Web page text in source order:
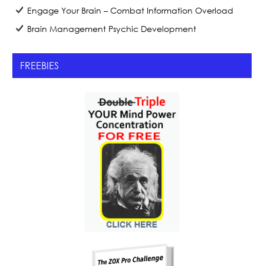
Engage Your Brain – Combat Information Overload
Brain Management Psychic Development
FREEBIES